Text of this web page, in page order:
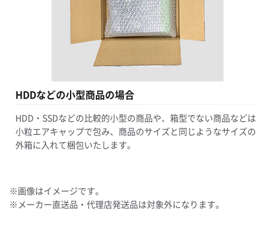
HDDなどの小型商品の場合
HDD・SSDなどの比較的小型の商品や、箱型でない商品などは
小粒エアキャップで包み、商品のサイズと同じようなサイズの
外箱に入れて梱包いたします。
※画像はイメージです。
※メーカー直送品・代理店発送品は対象外になります。